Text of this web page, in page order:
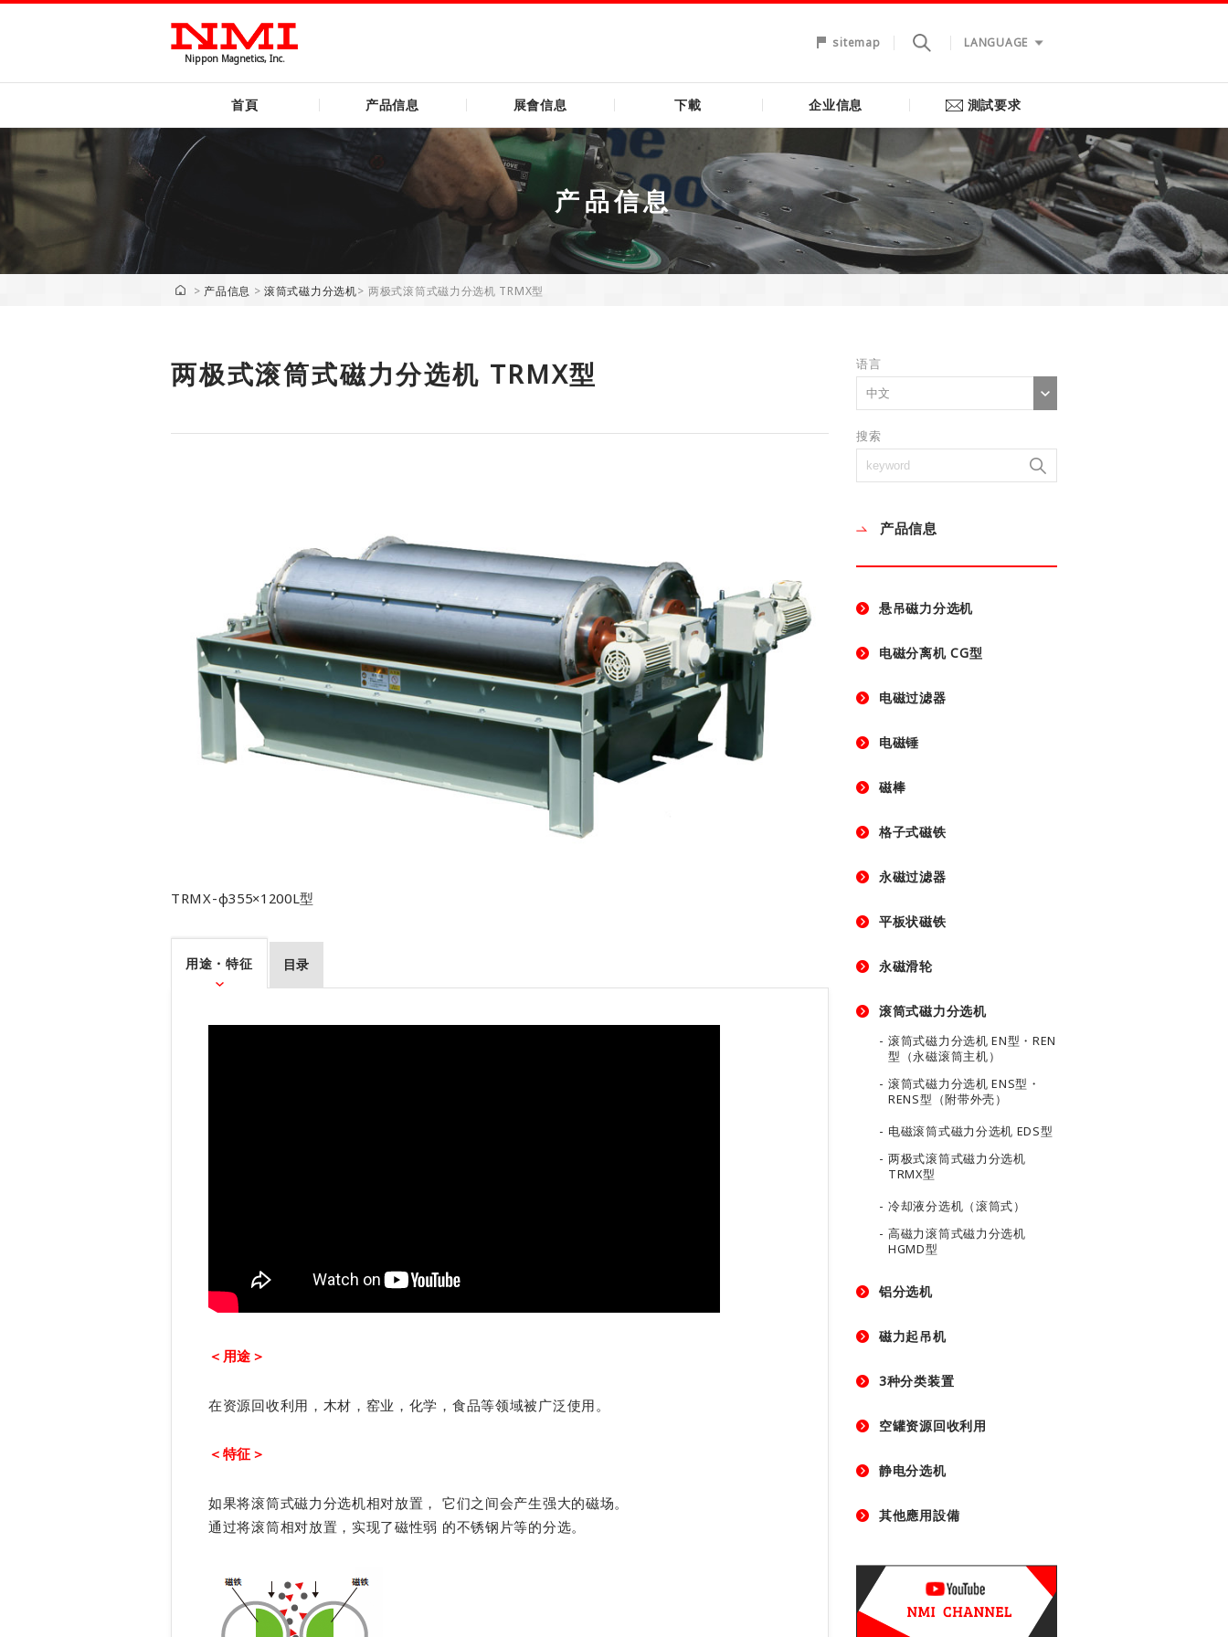
Nippon Magnetics, Inc.
sitemap LANGUAGE
首頁 产品信息 展會信息 下載 企业信息 測試要求
产品信息
> 产品信息 >滚筒式磁力分选机> 两极式滚筒式磁力分选机 TRMX型
两极式滚筒式磁力分选机 TRMX型
TRMX-φ355×1200L型
用途・特征 目录
＜用途＞
在资源回收利用，木材，窑业，化学，食品等领域被广泛使用。
＜特征＞
如果将滚筒式磁力分选机相对放置， 它们之间会产生强大的磁场。
通过将滚筒相对放置，实现了磁性弱 的不锈钢片等的分选。
语言
搜索
产品信息
悬吊磁力分选机
电磁分离机 CG型
电磁过滤器
电磁锤
磁棒
格子式磁铁
永磁过滤器
平板状磁铁
永磁滑轮
滚筒式磁力分选机
滚筒式磁力分选机 EN型・REN
型（永磁滚筒主机）
滚筒式磁力分选机 ENS型・
RENS型（附带外壳）
电磁滚筒式磁力分选机 EDS型
两极式滚筒式磁力分选机
TRMX型
冷却液分选机（滚筒式）
高磁力滚筒式磁力分选机
HGMD型
铝分选机
磁力起吊机
3种分类装置
空罐资源回收利用
静电分选机
其他應用設備